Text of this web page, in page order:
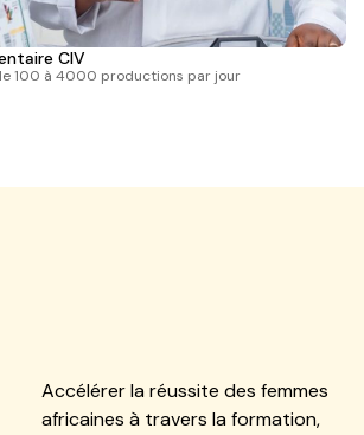
CIV
100 à 4000 productions par jour
Accélérer la réussite des femmes
africaines à travers la formation,